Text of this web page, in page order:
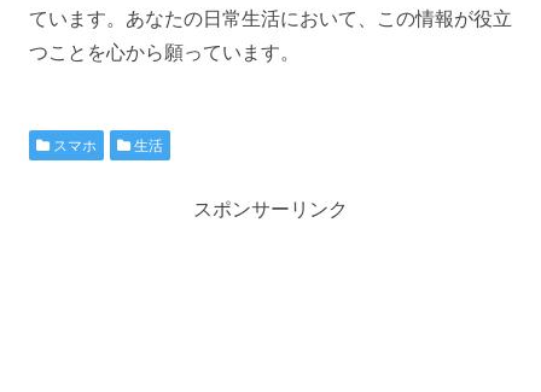
ています。あなたの日常生活において、この情報が役立
つことを心から願っています。
スマホ 生活
スポンサーリンク